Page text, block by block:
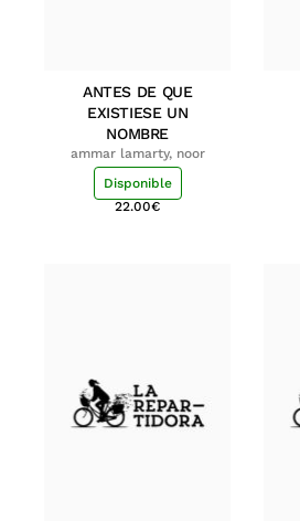
ANTES DE QUE
EXISTIESE UN
NOMBRE
ammar lamarty, noor
Disponible
22.00€